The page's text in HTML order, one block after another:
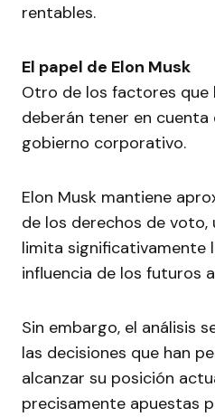
rentables.
El papel de Elon Musk
Otro de los factores que
deberán tener en
gobierno corporativo.
Elon Musk mantiene
de los derechos de voto,
limita significativamente
influencia de los futuros
Sin embargo, el análisis
las decisiones que han
alcanzar su posición
precisamente apuestas